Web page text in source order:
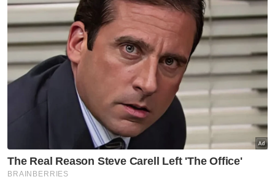
kerosakan harta benda dan melindungi
nyawa penduduk yang terkesan setiap kali
musim tengkujuh," katanya ketika menjawab
soalan Mohd Hafiz Adam (Pas - Air Putih)
pada Sidang Dewan Undangan Negeri (DUN)
di Wisma Darul Iman di sini pada Isnin.
Artikel Berkaitan:
SPRM tahan 4 individu, bongkar tuntutan palsu
bernilai RM5 juta